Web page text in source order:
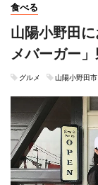
食べる
山陽小野田
メバーガー
グルメ 山陽小野田市